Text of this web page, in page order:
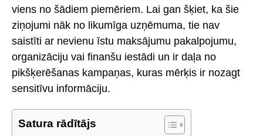
viens no šādiem piemēriem. Lai gan šķiet, ka šie
ziņojumi nāk no likumīga uzņēmuma, tie nav
saistīti ar nevienu īstu maksājumu pakalpojumu,
organizāciju vai finanšu iestādi un ir daļa no
pikšķerēšanas kampaņas, kuras mērķis ir nozagt
sensitīvu informāciju.
Satura rādītājs